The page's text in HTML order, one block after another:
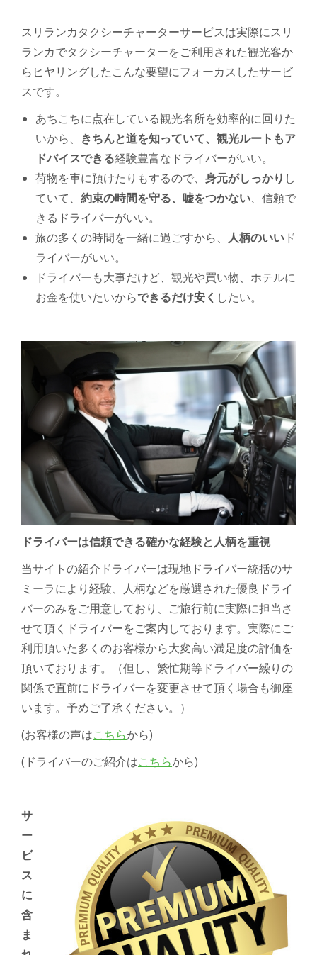
スリランカタクシーチャーターサービスは実際にスリ
ランカでタクシーチャーターをご利用された観光客か
らヒヤリングしたこんな要望にフォーカスしたサービ
スです。
あちこちに点在している観光名所を効率的に回りた
いから、 きちんと道を知っていて、観光ルート もア
ドバイスできる経験豊富なドライバーがいい。
荷物を車に預けたりもするので、 身元がしっかり し
ていて、 約束の時間を守る、嘘をつかない、信頼で
きるドライバーがいい。
旅の多くの時間を一緒に過ごすから、 人柄のいい ド
ライバーがいい。
ドライバーも大事だけど、観光や買い物、ホテルに
お金を使いたいからできるだけ安く したい。
ドライバーは信頼できる確かな経験と人柄を重視
当サイトの紹介ドライバーは現地ドライバー統括のサ
ミーラにより経験、人柄などを厳選された優良ドライ
バーのみをご用意しており、ご旅行前に実際に担当さ
せて頂くドライバーをご案内しております。実際にご
利用頂いた多くのお客様から大変高い満足度の評価を
頂いております。（但し、 繁忙期等ドライバー繰りの
関係で直前にドライバーを変更させて頂く場合も御座
います。予めご了承ください。）
(お客様の声はこちらから)
(ドライバーのご紹介はこちらから)
サ
ー
ビ
ス
に
含
ま